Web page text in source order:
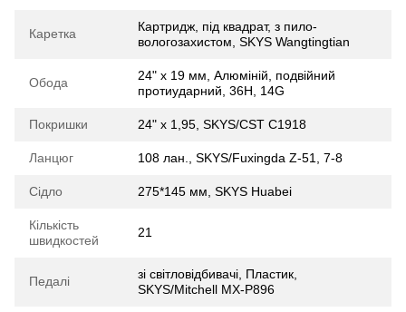
Каретка
Картридж, під квадрат, з пило-
вологозахистом, SKYS Wangtingtian
Обода
24" х 19 мм, Алюмiнiй, подвійний
протиударний, 36H, 14G
Покришки 24" x 1,95, SKYS/CST C1918
Ланцюг 108 лан., SKYS/Fuxingda Z-51, 7-8
Сідло 275*145 мм, SKYS Huabei
Кількість
швидкостей
21
Педалі
зі світловідбивачі, Пластик,
SKYS/Mitchell MX-P896